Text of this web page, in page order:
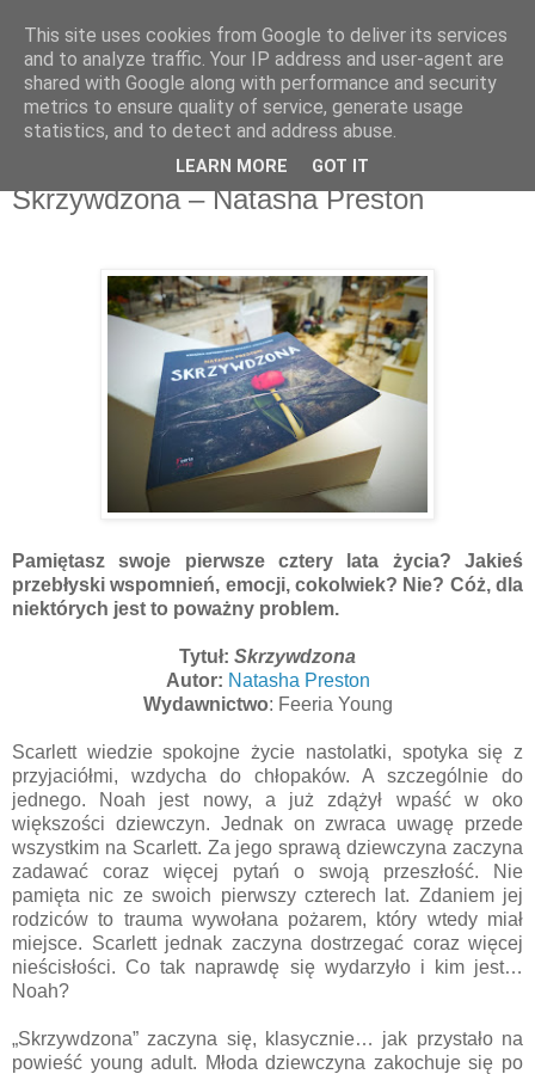
Recenzje na widelcu
Portal kulturalny - książki, recenzje, inspiracje, konkursy.
poniedziałek, 8 października 2018
Skrzywdzona – Natasha Preston
Pamiętasz swoje pierwsze cztery lata życia? Jakieś
przebłyski wspomnień, emocji, cokolwiek? Nie? Cóż, dla
niektórych jest to poważny problem.
Tytuł: Skrzywdzona
Autor: Natasha Preston
Wydawnictwo: Feeria Young
Scarlett wiedzie spokojne życie nastolatki, spotyka się z
przyjaciółmi, wzdycha do chłopaków. A szczególnie do
jednego. Noah jest nowy, a już zdążył wpaść w oko
większości dziewczyn. Jednak on zwraca uwagę przede
wszystkim na Scarlett. Za jego sprawą dziewczyna zaczyna
zadawać coraz więcej pytań o swoją przeszłość. Nie
pamięta nic ze swoich pierwszy czterech lat. Zdaniem jej
rodziców to trauma wywołana pożarem, który wtedy miał
miejsce. Scarlett jednak zaczyna dostrzegać coraz więcej
nieścisłości. Co tak naprawdę się wydarzyło i kim jest…
Noah?
„Skrzywdzona” zaczyna się, klasycznie… jak przystało na
powieść young adult. Młoda dziewczyna zakochuje się po
This site uses cookies from Google to deliver its services
and to analyze traffic. Your IP address and user-agent are
shared with Google along with performance and security
metrics to ensure quality of service, generate usage
statistics, and to detect and address abuse.
LEARN MORE GOT IT